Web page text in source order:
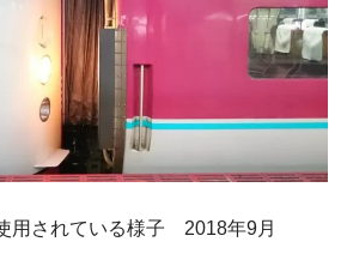
用されている様子 2018年9月